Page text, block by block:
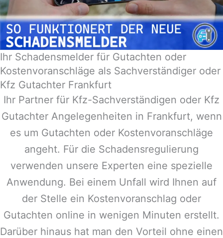
Ihr Schadensmelder für Gutachten oder
Kostenvoranschläge als Sachverständiger oder
Kfz Gutachter Frankfurt
Ihr Partner für Kfz-Sachverständigen oder Kfz
Gutachter Angelegenheiten in Frankfurt, wenn
es um Gutachten oder Kostenvoranschläge
angeht. Für die Schadensregulierung
verwenden unsere Experten eine spezielle
Anwendung. Bei einem Unfall wird Ihnen auf
der Stelle ein Kostenvoranschlag oder
Gutachten online in wenigen Minuten erstellt.
Darüber hinaus hat man den Vorteil ohne einen